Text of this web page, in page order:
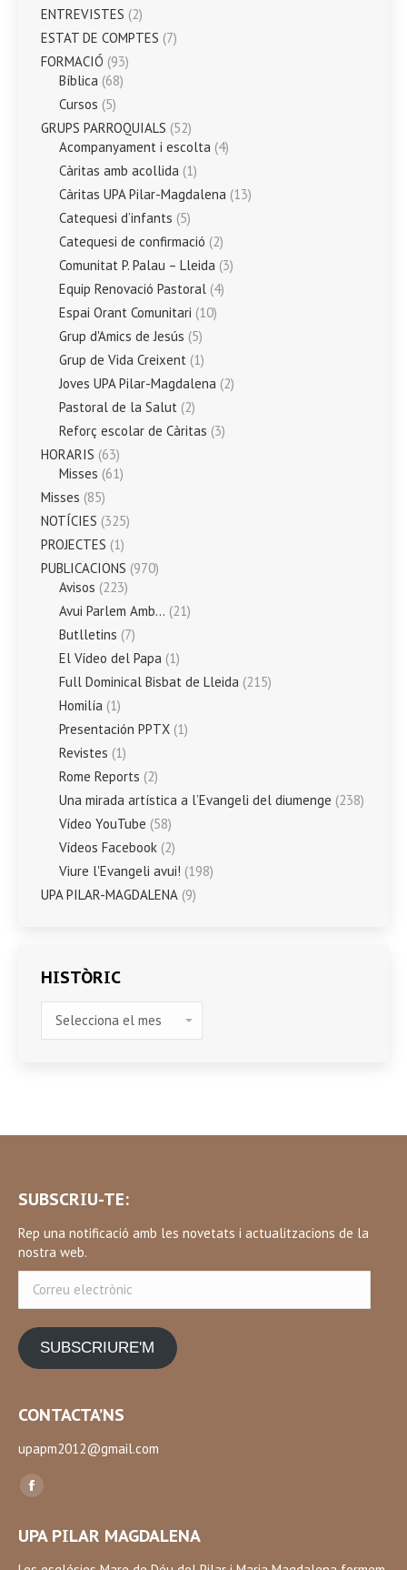
ENTREVISTES (2)
ESTAT DE COMPTES (7)
FORMACIÓ (93)
Bíblica (68)
Cursos (5)
GRUPS PARROQUIALS (52)
Acompanyament i escolta (4)
Càritas amb acollida (1)
Càritas UPA Pilar-Magdalena (13)
Catequesi d’infants (5)
Catequesi de confirmació (2)
Comunitat P. Palau – Lleida (3)
Equip Renovació Pastoral (4)
Espai Orant Comunitari (10)
Grup d'Amics de Jesús (5)
Grup de Vida Creixent (1)
Joves UPA Pilar-Magdalena (2)
Pastoral de la Salut (2)
Reforç escolar de Càritas (3)
HORARIS (63)
Misses (61)
Misses (85)
NOTÍCIES (325)
PROJECTES (1)
PUBLICACIONS (970)
Avisos (223)
Avui Parlem Amb… (21)
Butlletins (7)
El Vídeo del Papa (1)
Full Dominical Bisbat de Lleida (215)
Homilía (1)
Presentación PPTX (1)
Revistes (1)
Rome Reports (2)
Una mirada artística a l’Evangeli del diumenge (238)
Vídeo YouTube (58)
Vídeos Facebook (2)
Viure l'Evangeli avui! (198)
UPA PILAR-MAGDALENA (9)
HISTÒRIC
SUBSCRIU-TE:
Rep una notificació amb les novetats i actualitzacions de la
nostra web.
electrònic
SUBSCRIURE'M
CONTACTA’NS
upapm2012@gmail.com
Find us on:
Facebook
opens
in
UPA PILAR MAGDALENA